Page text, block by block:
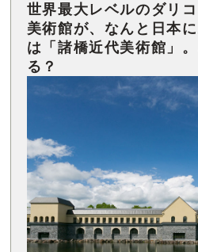
世界最大レベルのダリ
美術館が、なんと日本
は「諸橋近代美術館」